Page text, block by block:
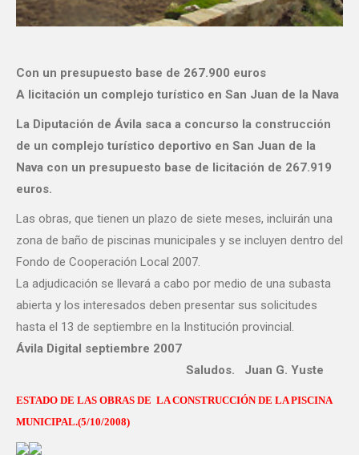
Con un presupuesto base de 267.900 euros
A licitación un complejo turístico en San Juan de la Nava
La Diputación de Ávila saca a concurso la construcción
de un complejo turístico deportivo en San Juan de la
Nava con un presupuesto base de licitación de 267.919
euros.
Las obras, que tienen un plazo de siete meses, incluirán una
zona de baño de piscinas municipales y se incluyen dentro del
Fondo de Cooperación Local 2007.
La adjudicación se llevará a cabo por medio de una subasta
abierta y los interesados deben presentar sus solicitudes
hasta el 13 de septiembre en la Institución provincial.
Ávila Digital septiembre 2007
Saludos. Juan G. Yuste
ESTADO DE LAS OBRAS DE LA CONSTRUCCIÓN DE LA PISCINA
MUNICIPAL.(5/10/2008)